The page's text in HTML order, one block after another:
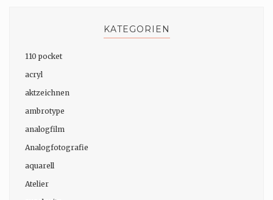
KATEGORIEN
110 pocket
acryl
aktzeichnen
ambrotype
analogfilm
Analogfotografie
aquarell
Atelier